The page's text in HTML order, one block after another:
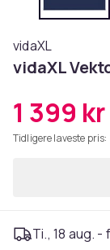
vidaXL
vidaXL
1 399 kr
Tidligere laveste pris:
Ti., 18 aug. -